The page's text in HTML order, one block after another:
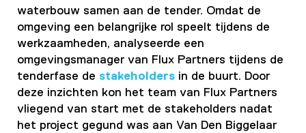
waterbouw samen aan de tender. Omdat de
omgeving een belangrijke rol speelt tijdens de
werkzaamheden, analyseerde een
omgevingsmanager van Flux Partners tijdens de
tenderfase de stakeholders in de buurt. Door
deze inzichten kon het team van Flux Partners
vliegend van start met de stakeholders nadat
het project gegund was aan Van Den Biggelaar